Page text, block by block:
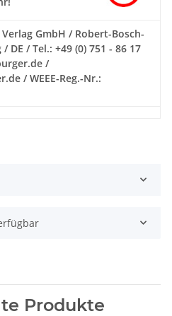
GmbH / Robert-Bosch-
DE / Tel.: +49 (0) 751 - 86 17
/
/ WEEE-Reg.-Nr.:
Produkte